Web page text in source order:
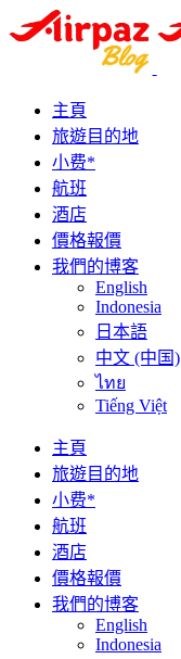
主頁
旅遊目的地
小费*
航班
酒店
價格報價
我們的博客
English
Indonesia
日本語
中文 (中国)
ไทย
Tiếng Việt
主頁
旅遊目的地
小费*
航班
酒店
價格報價
我們的博客
English
Indonesia